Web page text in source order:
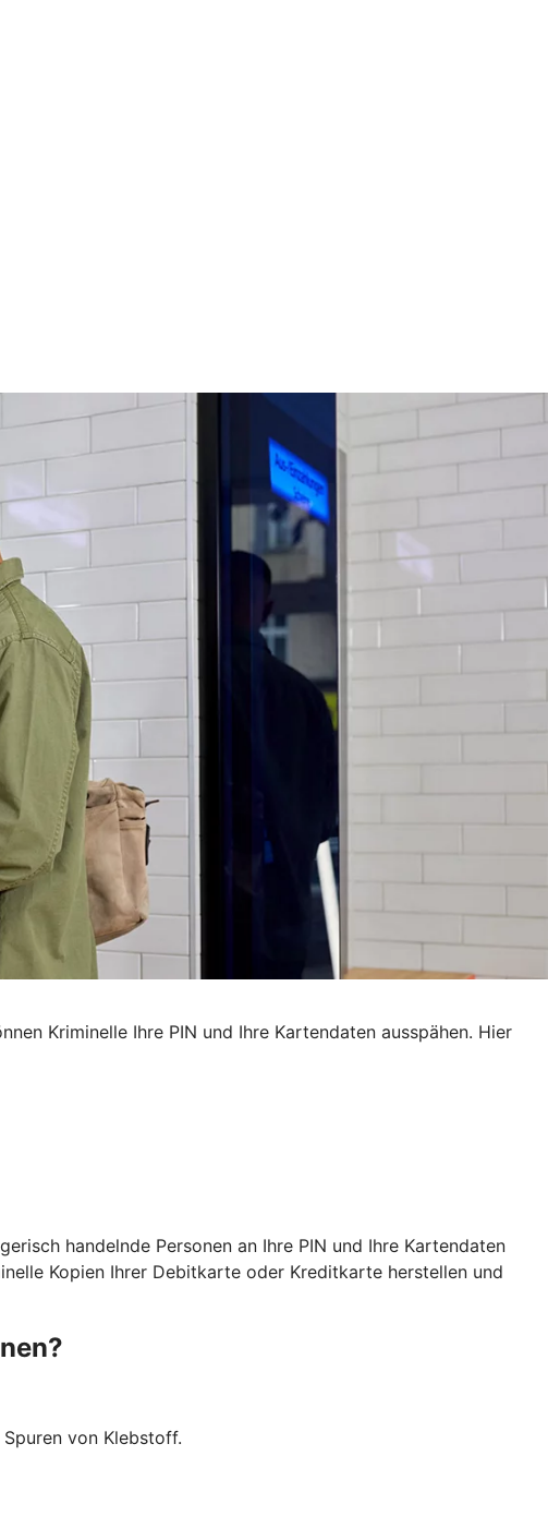
Kriminelle Ihre PIN und Ihre Kartendaten ausspähen. Hier
handelnde Personen an Ihre PIN und Ihre Kartendaten
Kopien Ihrer Debitkarte oder Kreditkarte herstellen und
von Klebstoff.